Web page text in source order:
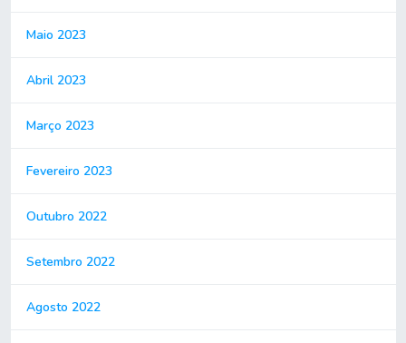
Maio 2023
Abril 2023
Março 2023
Fevereiro 2023
Outubro 2022
Setembro 2022
Agosto 2022